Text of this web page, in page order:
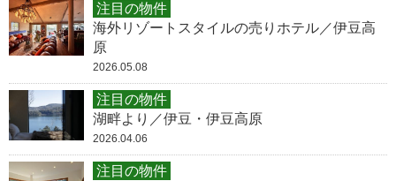
注目の物件
海外リゾートスタイルの売りホテル／伊豆高
原
2026.05.08
注目の物件
湖畔より／伊豆・伊豆高原
2026.04.06
注目の物件